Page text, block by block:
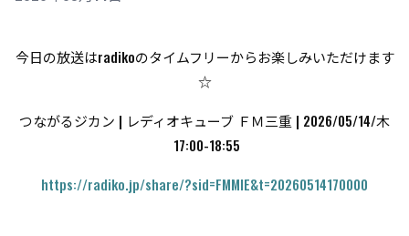
今日の放送はradikoのタイムフリーからお楽しみいただけます
☆
つながるジカン | レディオキューブ ＦＭ三重 | 2026/05/14/木
17:00-18:55
https://radiko.jp/share/?sid=FMMIE&t=20260514170000